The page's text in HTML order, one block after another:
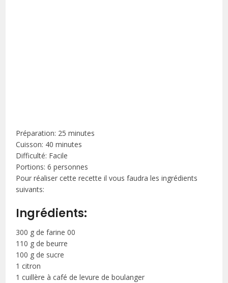
Préparation: 25 minutes
Cuisson: 40 minutes
Difficulté: Facile
Portions: 6 personnes
Pour réaliser cette recette il vous faudra les ingrédients
suivants:
Ingrédients:
300 g de farine 00
110 g de beurre
100 g de sucre
1 citron
1 cuillère à café de levure de boulanger